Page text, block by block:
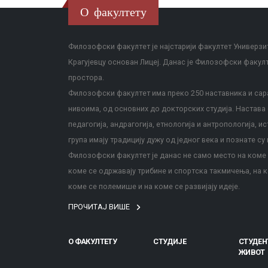
О факултету
Филозофски факултет је најстарији факултет
Крагујевцу основан Лицеј. Данас је Филозофски
простора.
Филозофски факултет има преко 250 наставника и
нивоима, од основних до докторских студија. Настава
педагогија, андрагогија, етнологија и антропологија,
група имају традицију дужу од једног века и познате су
Филозофски факултет је данас не само место на коме
коме се одржавају трибине и спортска такмичења,
коме се полемише и на коме се развијају идеје.
ПРОЧИТАЈ ВИШЕ
О ФАКУЛТЕТУ СТУДИЈЕ
ЖИВОТ